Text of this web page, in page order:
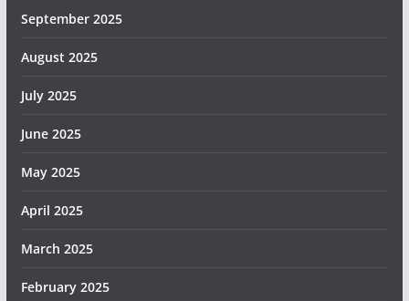
September 2025
August 2025
July 2025
June 2025
May 2025
April 2025
March 2025
February 2025